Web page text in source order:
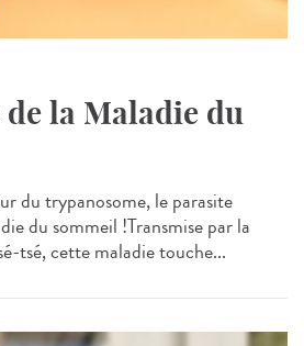
la Maladie du
du trypanosome, le parasite
du sommeil !Transmise par la
tsé, cette maladie touche...